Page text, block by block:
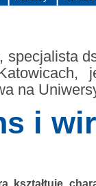
specjalista
na
i
kształtuje